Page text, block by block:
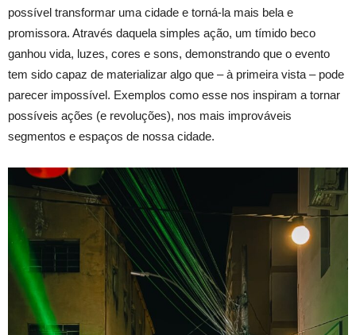
possível transformar uma cidade e torná-la mais bela e
promissora. Através daquela simples ação, um tímido beco
ganhou vida, luzes, cores e sons, demonstrando que o evento
tem sido capaz de materializar algo que – à primeira vista – pode
parecer impossível. Exemplos como esse nos inspiram a tornar
possíveis ações (e revoluções), nos mais improváveis
segmentos e espaços de nossa cidade.